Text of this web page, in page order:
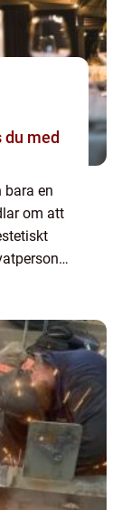
bara en
om att